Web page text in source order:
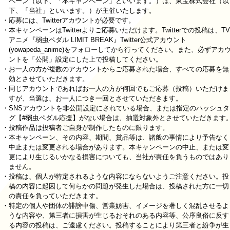
下、「当社」といいます。）が主催いたします。
・応募には、Twitterアカウントが必要です。
・本キャンペーンはTwitterよりご応募いただけます。Twitterでの投稿は、TV
アニメ『弱虫ペダル LIMIT BREAK』Twitter公式アカウント
(yowapeda_anime)をフォローしてから行ってください。また、必ずアカ
ントを「公開」設定にした上で投稿してください。
・お一人の方が複数のアカウントからご応募された場合、すべての応募を無
効とさせていただきます。
・同じアカウントであればお一人の方が何回でもご応募（投稿）いただけま
すが、当選は、お一人につき一回とさせていただきます。
・SNSアカウントを非公開設定にされている場合、または指定のハッシュタ
グ【#弱虫ペダル応援】がない場合は、抽選対象外とさせていただきます
・投稿作品は投稿者ご自身が制作したものに限ります。
・本キャンペーン、その内容、期間、賞品等は、諸般の事情により予告なく
中止または変更される場合があります。本キャンペーンの中止、または変
更により生じるいかなる損害についても、当社が責任を負うものではあり
ません。
・投稿は、個人が特定されるような内容にならないようご注意ください。投
稿の内容に起因して何らかの問題が発生した場合は、投稿された方に一切
の責任を負っていただきます。
・特定の個人や団体の誹謗中傷、営業妨害、イメージを著しく混乱させるよ
うな内容や、第三者に損害が生じるおそれのある内容等、公序良俗に反す
る内容の投稿は、ご遠慮ください。投稿することにより第三者と紛争が生